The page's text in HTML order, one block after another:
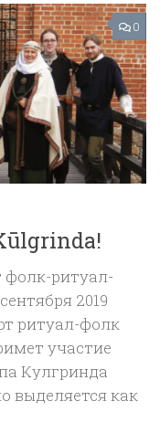
0
фолк-ритуал-
2019
ритуал-фолк
участие
Кулгринда
выделяется как